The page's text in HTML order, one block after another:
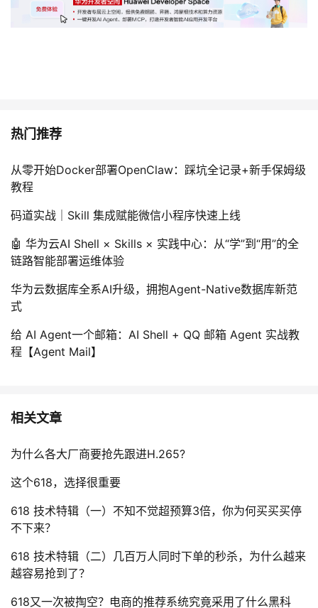
热门推荐
从零开始Docker部署OpenClaw：踩坑全记录+新手保姆级
教程
码道实战｜Skill 集成赋能微信小程序快速上线
🤖 华为云AI Shell × Skills × 实践中心：从“学”到“用”的全
链路智能部署运维体验
华为云数据库全系AI升级，拥抱Agent-Native数据库新范
式
给 AI Agent一个邮箱：AI Shell + QQ 邮箱 Agent 实战教
程【Agent Mail】
相关文章
为什么各大厂商要抢先跟进H.265?
这个618，选择很重要
618 技术特辑（一）不知不觉超预算3倍，你为何买买买停
不下来？
618 技术特辑（二）几百万人同时下单的秒杀，为什么越来
越容易抢到了？
618又一次被掏空？电商的推荐系统究竟采用了什么黑科